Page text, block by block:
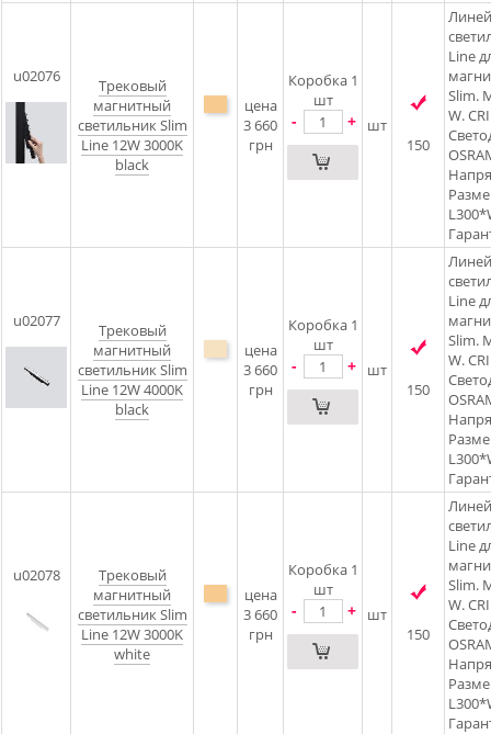
u02076
Трековый
магнитный
светильник Slim
Line 12W 3000K
black
цена
3 660
грн
Коробка 1
шт
- +
шт
150
Line
Slim.
W.
u02077
Трековый
магнитный
светильник Slim
Line 12W 4000K
black
цена
3 660
грн
Коробка 1
шт
- +
шт
150
Line
Slim.
W.
u02078
Трековый
магнитный
светильник Slim
Line 12W 3000K
white
цена
3 660
грн
Коробка 1
шт
- +
шт
150
Line
Slim.
W.